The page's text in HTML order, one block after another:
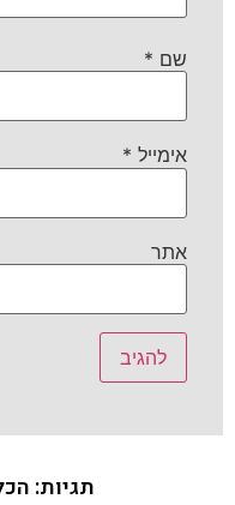
שם *
אימייל *
אתר
תגיות: